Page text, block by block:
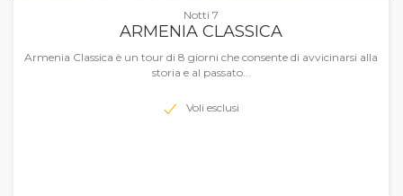
Notti 7
ARMENIA CLASSICA
Armenia Classica è un tour di 8 giorni che consente di avvicinarsi alla
storia e al passato...
Voli esclusi